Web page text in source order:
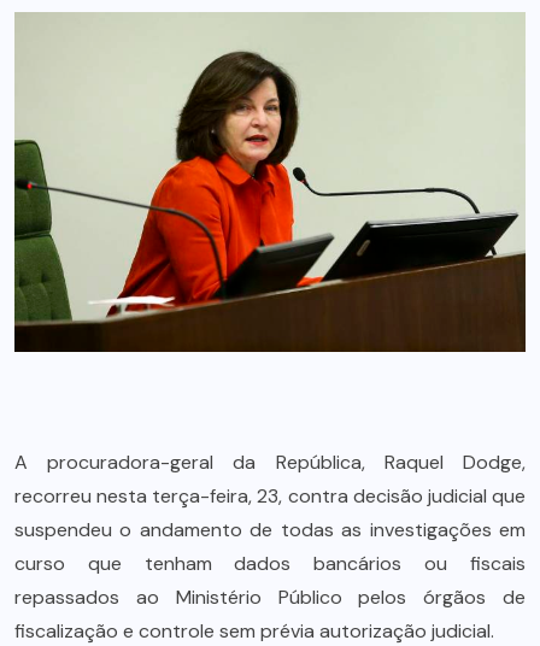
A procuradora-geral da República, Raquel Dodge,
recorreu nesta terça-feira, 23, contra decisão judicial que
suspendeu o andamento de todas as investigações em
curso que tenham dados bancários ou fiscais
repassados ao Ministério Público pelos órgãos de
fiscalização e controle sem prévia autorização judicial.